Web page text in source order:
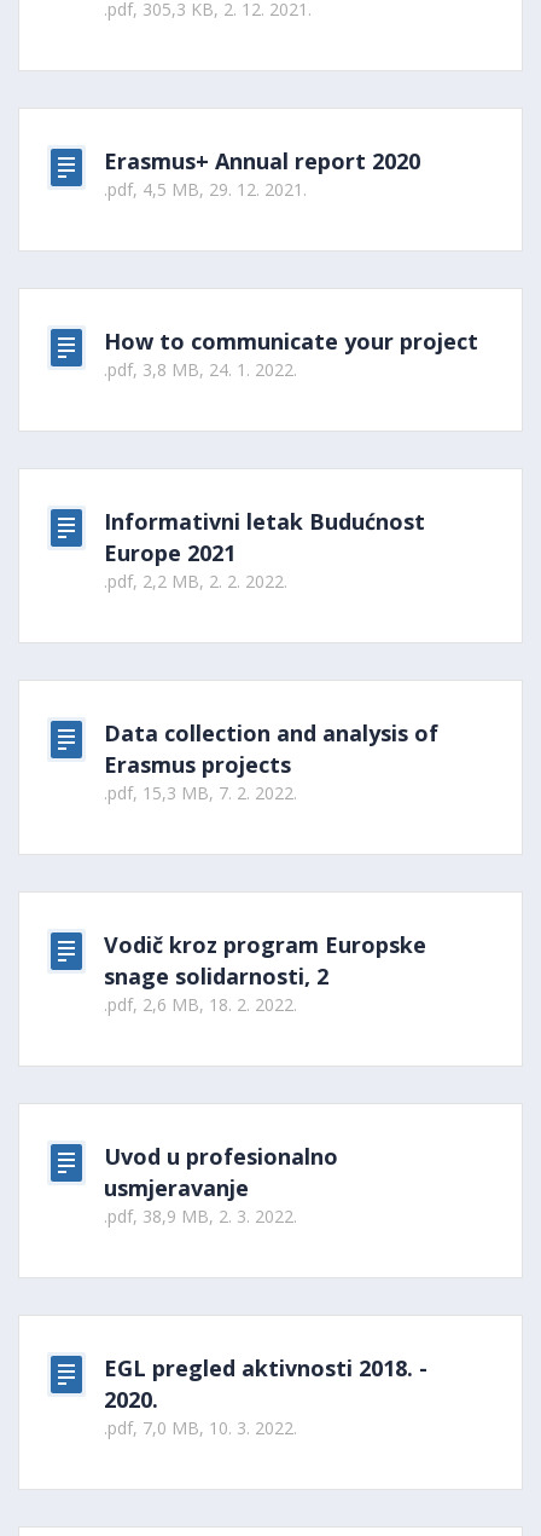
.pdf, 305,3 KB, 2. 12. 2021.
Erasmus+ Annual report 2020
.pdf, 4,5 MB, 29. 12. 2021.
How to communicate your project
.pdf, 3,8 MB, 24. 1. 2022.
Informativni letak Budućnost
Europe 2021
.pdf, 2,2 MB, 2. 2. 2022.
Data collection and analysis of
Erasmus projects
.pdf, 15,3 MB, 7. 2. 2022.
Vodič kroz program Europske
snage solidarnosti, 2
.pdf, 2,6 MB, 18. 2. 2022.
Uvod u profesionalno
usmjeravanje
.pdf, 38,9 MB, 2. 3. 2022.
EGL pregled aktivnosti 2018. -
2020.
.pdf, 7,0 MB, 10. 3. 2022.